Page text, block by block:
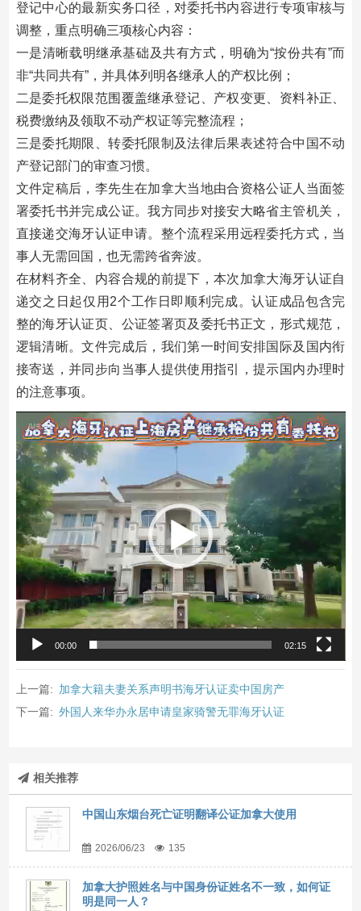
登记中心的最新实务口径，对委托书内容进行专项审核与
调整，重点明确三项核心内容：
一是清晰载明继承基础及共有方式，明确为“按份共有”而
非“共同共有”，并具体列明各继承人的产权比例；
二是委托权限范围覆盖继承登记、产权变更、资料补正、
税费缴纳及领取不动产权证等完整流程；
三是委托期限、转委托限制及法律后果表述符合中国不动
产登记部门的审查习惯。
文件定稿后，李先生在加拿大当地由合资格公证人当面签
署委托书并完成公证。我方同步对接安大略省主管机关，
直接递交海牙认证申请。整个流程采用远程委托方式，当
事人无需回国，也无需跨省奔波。
在材料齐全、内容合规的前提下，本次加拿大海牙认证自
递交之日起仅用2个工作日即顺利完成。认证成品包含完
整的海牙认证页、公证签署页及委托书正文，形式规范，
逻辑清晰。文件完成后，我们第一时间安排国际及国内衔
接寄送，并同步向当事人提供使用指引，提示国内办理时
的注意事项。
频
播
放
器
00:00 02:15
上一篇: 加拿大籍夫妻关系声明书海牙认证卖中国房产
下一篇: 外国人来华办永居申请皇家骑警无罪海牙认证
相关推荐
中国山东烟台死亡证明翻译公证加拿大使用
2026/06/23 135
加拿大护照姓名与中国身份证姓名不一致，如何证
明是同一人？